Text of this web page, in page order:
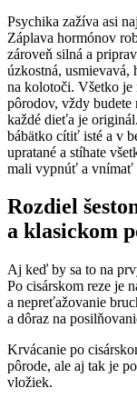
Psychika zažíva asi
Záplava hormónov
zároveň silná a
úzkostná, usmievavá,
na kolotoči. Všetko je
pôrodov, vždy
každé dieťa je
bábätko cítiť isté a v
upratané a stíhate
mali vypnúť a vnímať
Rozdiel
a klasickom
Aj keď by sa to na
Po cisárskom reze je
a nepreťažovanie
a dôraz na
Krvácanie po
pôrode, ale aj tak je
vložiek.